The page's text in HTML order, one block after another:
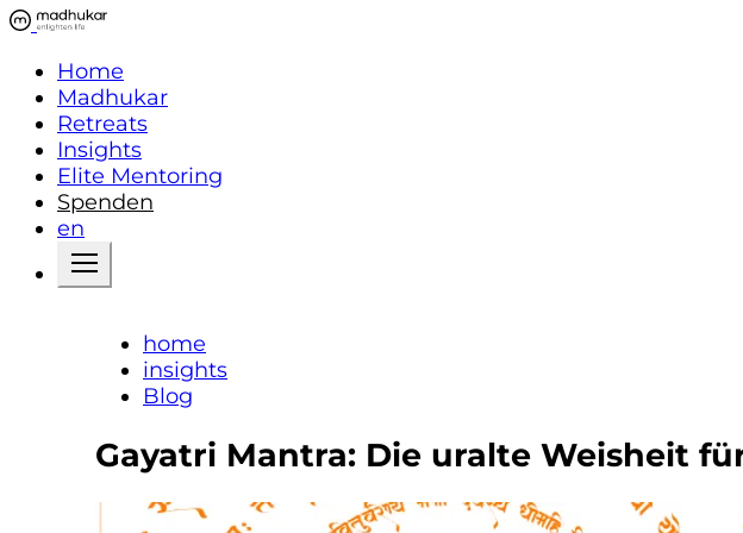
Home
Madhukar
Retreats
Insights
Elite Mentoring
Spenden
en
home
insights
Blog
Gayatri Mantra: Die uralte Weisheit